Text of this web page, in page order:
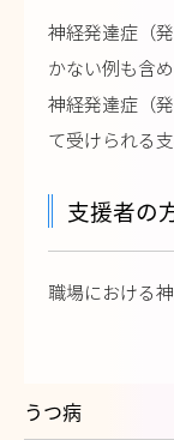
うつ病
神経発達症（
かない例も含
神経発達症（
て受けられる
支援者の
職場における